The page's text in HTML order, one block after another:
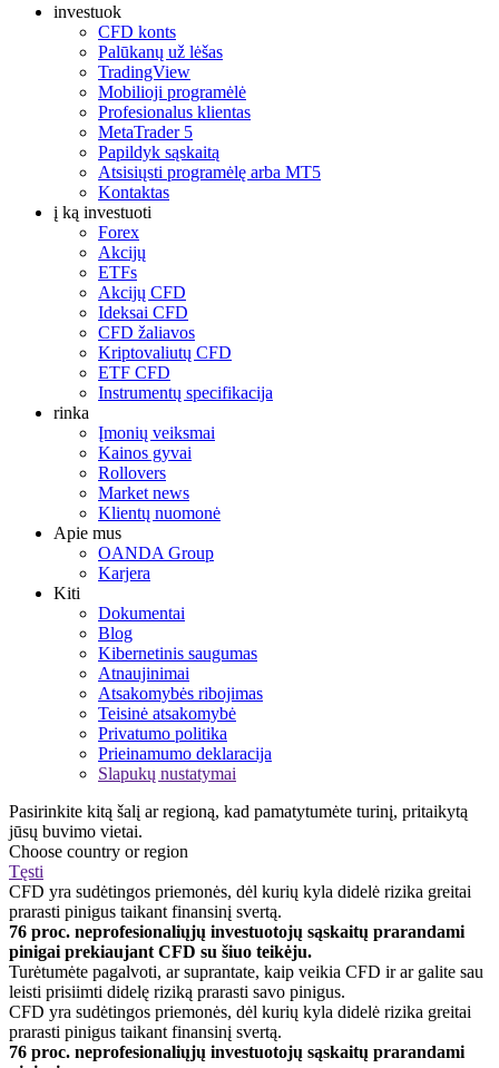
investuok
CFD konts
Palūkanų už lėšas
TradingView
Mobilioji programėlė
Profesionalus klientas
MetaTrader 5
Papildyk sąskaitą
Atsisiųsti programėlę arba MT5
Kontaktas
į ką investuoti
Forex
Akcijų
ETFs
Akcijų CFD
Ideksai CFD
CFD žaliavos
Kriptovaliutų CFD
ETF CFD
Instrumentų specifikacija
rinka
Įmonių veiksmai
Kainos gyvai
Rollovers
Market news
Klientų nuomonė
Apie mus
OANDA Group
Karjera
Kiti
Dokumentai
Blog
Kibernetinis saugumas
Atnaujinimai
Atsakomybės ribojimas
Teisinė atsakomybė
Privatumo politika
Prieinamumo deklaracija
Slapukų nustatymai
Pasirinkite kitą šalį ar regioną, kad pamatytumėte turinį, pritaikytą
jūsų buvimo vietai.
Choose country or region
Tęsti
CFD yra sudėtingos priemonės, dėl kurių kyla didelė rizika greitai
prarasti pinigus taikant finansinį svertą.
76 proc. neprofesionaliųjų investuotojų sąskaitų prarandami
pinigai prekiaujant CFD su šiuo teikėju.
Turėtumėte pagalvoti, ar suprantate, kaip veikia CFD ir ar galite sau
leisti prisiimti didelę riziką prarasti savo pinigus.
CFD yra sudėtingos priemonės, dėl kurių kyla didelė rizika greitai
prarasti pinigus taikant finansinį svertą.
76 proc. neprofesionaliųjų investuotojų sąskaitų prarandami